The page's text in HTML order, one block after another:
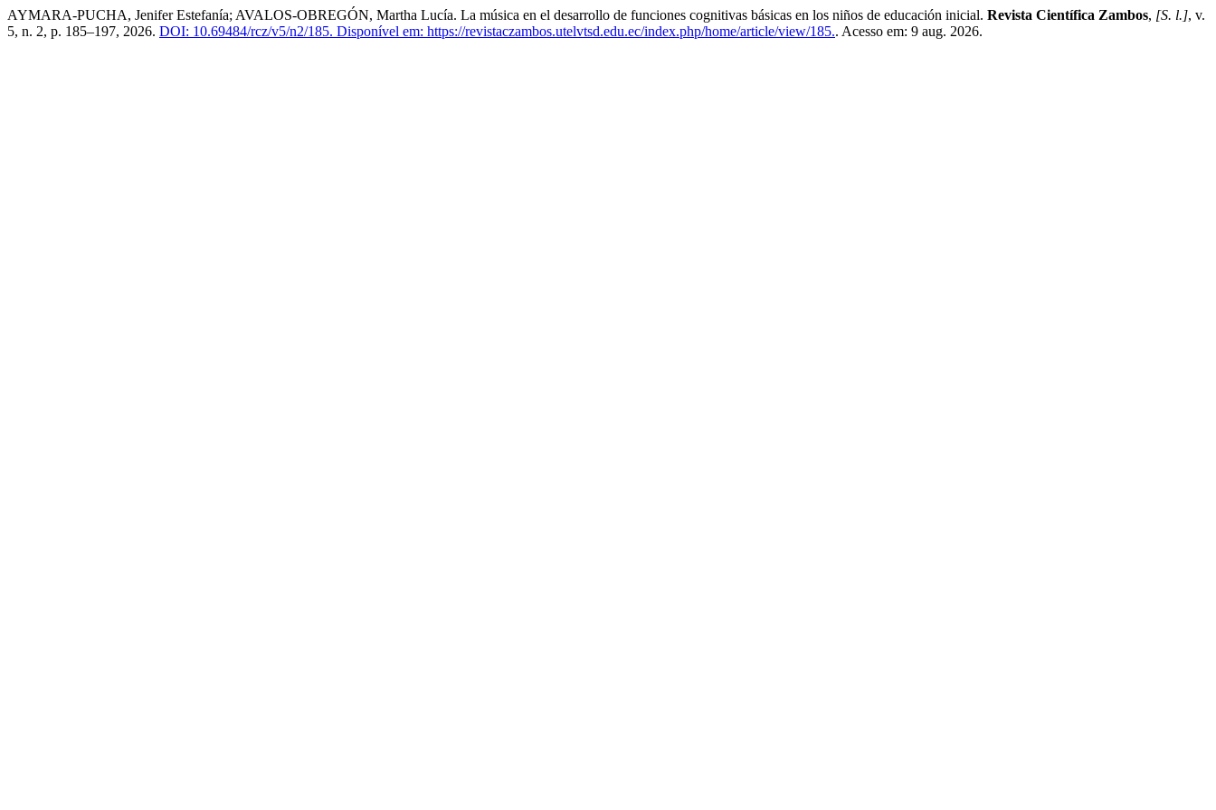
AYMARA-PUCHA, Jenifer Estefanía; AVALOS-OBREGÓN, Martha Lucía. La música en el desarrollo de funciones cognitivas básicas en los niños de educación inicial. Revista Científica Zambos, [S. l.], v.
5, n. 2, p. 185–197, 2026. DOI: 10.69484/rcz/v5/n2/185. Disponível em: https://revistaczambos.utelvtsd.edu.ec/index.php/home/article/view/185.. Acesso em: 9 aug. 2026.